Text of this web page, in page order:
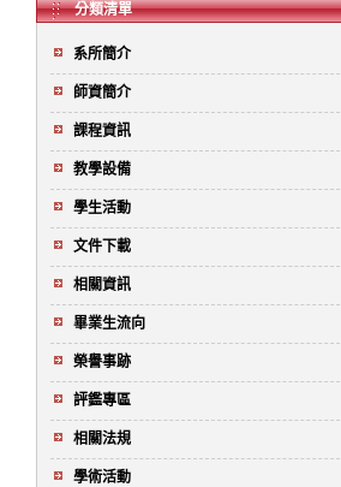
分類清單
系所簡介
師資簡介
課程資訊
教學設備
學生活動
文件下載
相關資訊
畢業生流向
榮譽事跡
評鑑專區
相關法規
學術活動